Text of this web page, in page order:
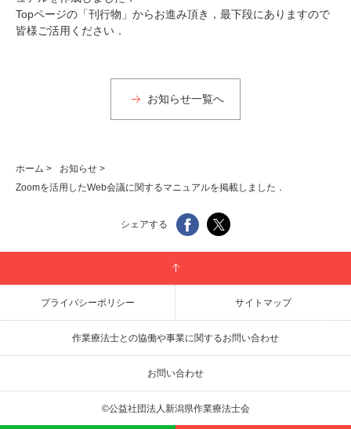
Topページの「刊行物」からお進み頂き，最下段にありますので
皆様ご活用ください．
お知らせ一覧へ
ホーム > お知らせ >
Zoomを活用したWeb会議に関するマニュアルを掲載しました．
シェアする
プライバシーポリシー サイトマップ
作業療法士との協働や事業に関するお問い合わせ
お問い合わせ
©公益社団法人新潟県作業療法士会